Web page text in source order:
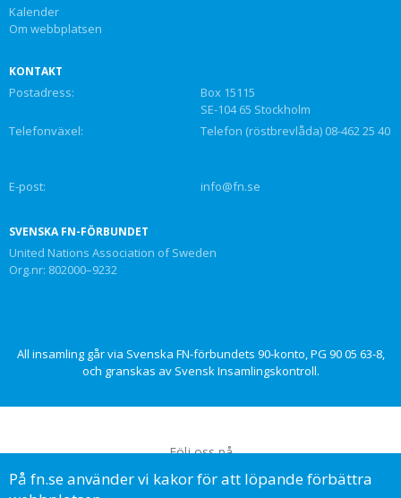
Kalender
Om webbplatsen
KONTAKT
Postadress:
Box 15115
SE-104 65 Stockholm
Telefonväxel:
Telefon (röstbrevlåda) 08-462 25 40
E-post: info@fn.se
SVENSKA FN-FÖRBUNDET
United Nations Association of Sweden
Org.nr: 802000–9232
All insamling går via Svenska FN-förbundets 90-konto, PG 90 05 63-8,
och granskas av Svensk Insamlingskontroll.
Följ oss på
På fn.se använder vi kakor för att löpande förbättra